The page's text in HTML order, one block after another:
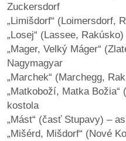
Zuckersdorf
„Limišdorf“ (Loimersdorf,
„Losej“ (Lassee,
„Mager, Velký Máger“
Nagymagyar
„Marchek“ (Marchegg,
„Matkoboží, Matka
kostola
„Mást“ (časť Stupavy) –
„Mišérd, Mišdorf“ (Nové